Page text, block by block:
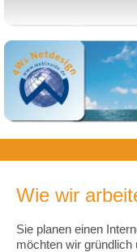
Wie wir
Sie planen einen
möchten wir gründlich